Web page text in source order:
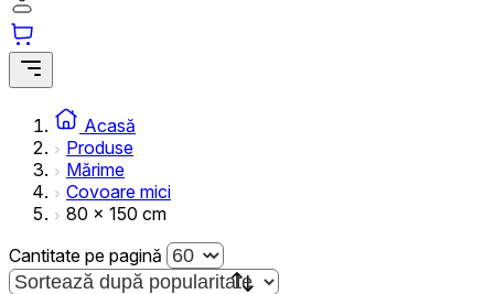
Acasă
Produse
Mărime
Covoare mici
80 x 150 cm
Cantitate pe pagină
Cookie-urile statistice ajută deținătorii de site-uri să înțeleagă cum se
colectarea și raportarea informațiilor anonime.
Cookie-urile de marketing
Cookie-urile de marketing sunt utilizate pentru a urmări utilizatorii pe
reclame care sunt relevante și interesante pentru utilizatori și, astfel, mai
terță parte.
Cookie-urile neclasificate
Cookie-urile neclasificate sunt cookie-uri aflate în proces de clasificare,